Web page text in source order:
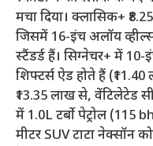
मचा दिया। क्लासिक+
जिसमें 16-इंच अलॉय
स्टैंडर्ड हैं। सिग्नेचर+ में
शिफ्टर्स ऐड होते हैं
₹13.35 लाख से, वेंटिलेटेड
में 1.0L टर्बो पेट्रोल
मीटर SUV टाटा नेक्सॉन